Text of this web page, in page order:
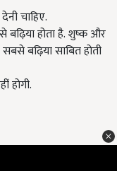
चाहिए.
होता है. शुष्क और
बढ़िया साबित होती
होगी.